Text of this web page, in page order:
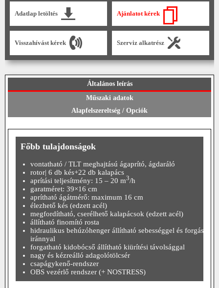
Adatlap letöltés Ajánlatot kérek
Visszahívást kérek Szerviz alkatrész
Általános leírás
Műszaki adatok
Alapfelszereltség / Opciók
Főbb tulajdonságok
vontatható / TLT meghajtású ágaprító, ágdaráló
rotor| 6 db kés+22 db kalapács
aprítási teljesítmény: 15 – 20 m3/h
garatméret: 39×16 cm
aprítható ágátmérő: maximum 16 cm
élezhető kés (edzett acél)
megfordítható, cserélhető kalapácsok (edzett acél)
állítható finomító rosta
hidraulikus behúzóhenger állítható sebességgel és forgási
iránnyal
forgatható kidobócső állítható kiürítési távolsággal
nagy és kézreálló adagolótölcsér
csapágykenő-rendszer
OBS vezérlő rendszer (+ NOSTRESS)